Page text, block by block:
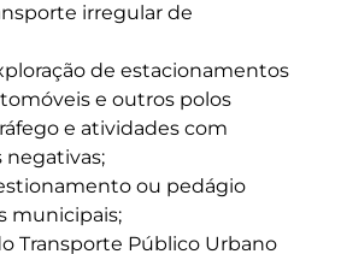
irregular de
de estacionamentos
e outros polos
e atividades com
negativas;
ou pedágio
municipais;
Transporte Público Urbano